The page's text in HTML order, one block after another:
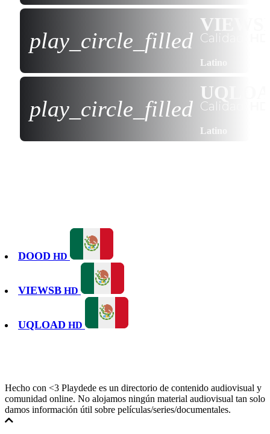
play_circle_filled Calidad:
Latino
play_circle_filled Calidad:
Latino
DOOD HD
VIEWSB HD
UQLOAD HD
Hecho con <3 Playdede es un directorio de contenido audiovisual y
comunidad online. No alojamos ningún material audiovisual tan solo
damos información útil sobre películas/series/documentales.